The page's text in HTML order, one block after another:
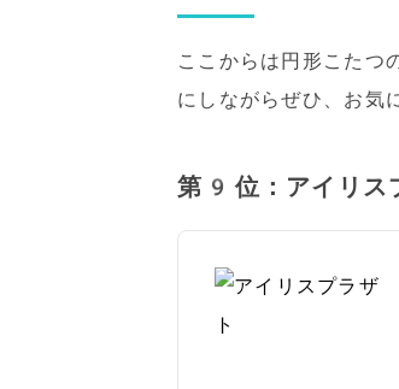
ここからは円形こたつ
にしながらぜひ、お気
第9位：アイリ